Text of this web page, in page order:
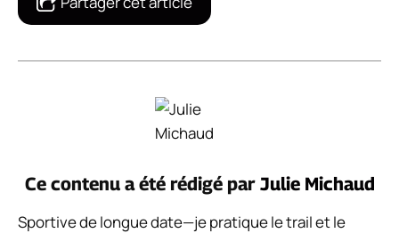
Ce contenu a été rédigé par Julie Michaud
Sportive de longue date—je pratique le trail et le